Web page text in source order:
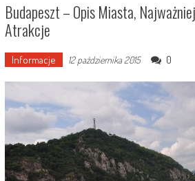
Budapeszt – Opis Miasta,
Atrakcje
Informacje 12 października 2015 0